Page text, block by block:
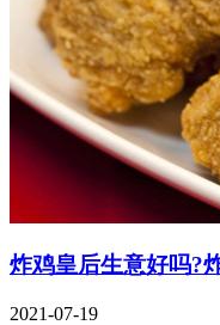
炸鸡皇后生意好吗?
2021-07-19